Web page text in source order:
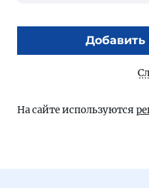
На сайте используются